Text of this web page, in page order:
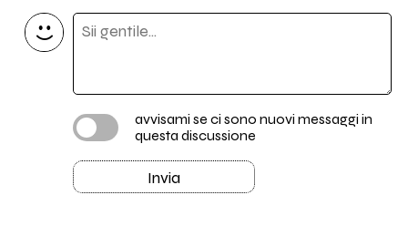
avvisami se ci sono nuovi messaggi in
questa discussione
Invia